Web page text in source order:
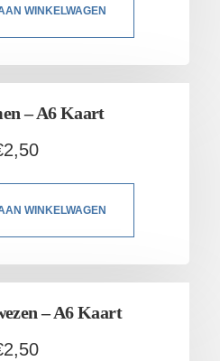
WINKELWAGEN
– A6 Kaart
2,50
WINKELWAGEN
– A6 Kaart
2,50